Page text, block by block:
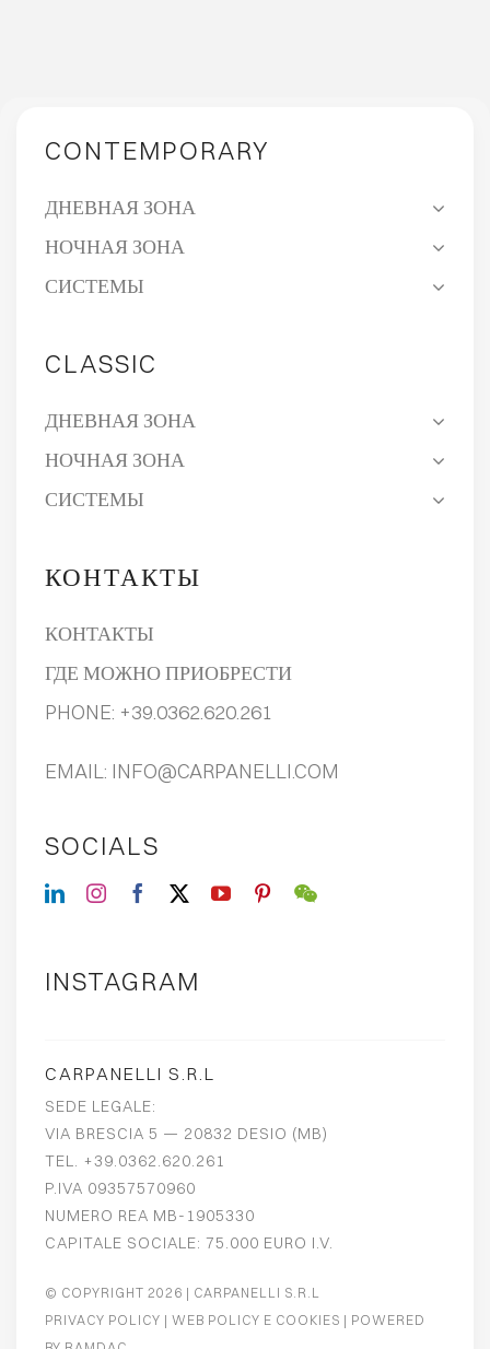
CONTEMPORARY
ДНЕВНАЯ ЗОНА
НОЧНАЯ ЗОНА
СИСТЕМЫ
CLASSIC
ДНЕВНАЯ ЗОНА
НОЧНАЯ ЗОНА
СИСТЕМЫ
КОНТАКТЫ
КОНТАКТЫ
ГДЕ МОЖНО ПРИОБРЕСТИ
PHONE: +39.0362.620.261
EMAIL: INFO@CARPANELLI.COM
SOCIALS
INSTAGRAM
CARPANELLI S.R.L
SEDE LEGALE:
VIA BRESCIA 5 — 20832 DESIO (MB)
TEL. +39.0362.620.261
P.IVA 09357570960
NUMERO REA MB-1905330
CAPITALE SOCIALE: 75.000 EURO I.V.
© COPYRIGHT 2026 | CARPANELLI S.R.L
PRIVACY POLICY |WEB POLICY E COOKIES | POWERED